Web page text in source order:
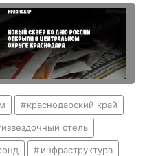
краснодарский край
отель
инфраструктура